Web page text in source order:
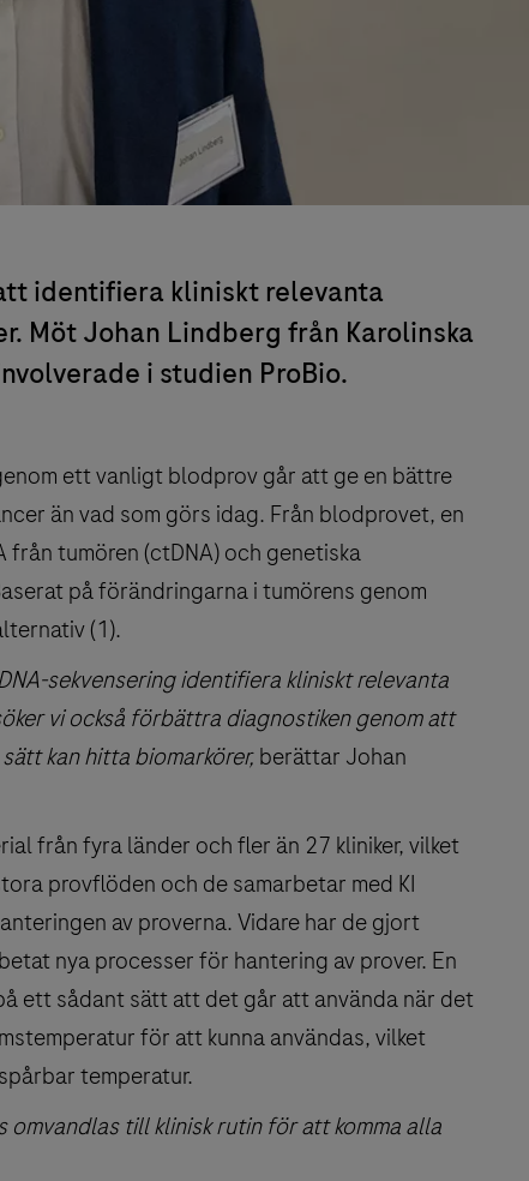
identifiera kliniskt relevanta
Möt Johan Lindberg från Karolinska
i studien ProBio.
ett vanligt blodprov går att ge en bättre
än vad som görs idag. Från blodprovet, en
från tumören (ctDNA) och genetiska
på förändringarna i tumörens genom
(1).
sekvensering identifiera kliniskt relevanta
vi också förbättra diagnostiken genom att
kan hitta biomarkörer,berättar Johan
från fyra länder och fler än 27 kliniker, vilket
provflöden och de samarbetar med KI
av proverna. Vidare har de gjort
nya processer för hantering av prover. En
ett sådant sätt att det går att använda när det
för att kunna användas, vilket
temperatur.
till klinisk rutin för att komma alla